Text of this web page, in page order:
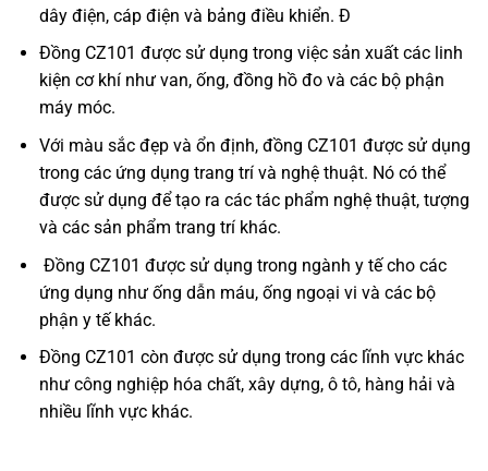
dây điện, cáp điện và bảng điều khiển. Đ
Đồng CZ101 được sử dụng trong việc sản xuất các linh
kiện cơ khí như van, ống, đồng hồ đo và các bộ phận
máy móc.
Với màu sắc đẹp và ổn định, đồng CZ101 được sử dụng
trong các ứng dụng trang trí và nghệ thuật. Nó có thể
được sử dụng để tạo ra các tác phẩm nghệ thuật, tượng
và các sản phẩm trang trí khác.
Đồng CZ101 được sử dụng trong ngành y tế cho các
ứng dụng như ống dẫn máu, ống ngoại vi và các bộ
phận y tế khác.
Đồng CZ101 còn được sử dụng trong các lĩnh vực khác
như công nghiệp hóa chất, xây dựng, ô tô, hàng hải và
nhiều lĩnh vực khác.